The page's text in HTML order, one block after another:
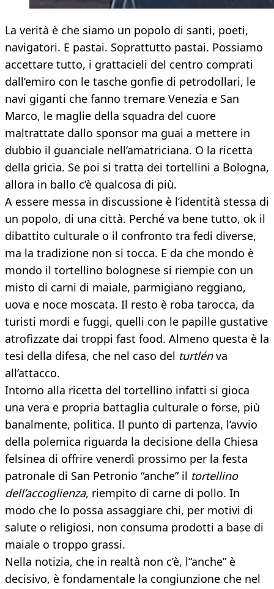
La verità è che siamo un popolo di santi, poeti,
navigatori. E pastai. Soprattutto pastai. Possiamo
accettare tutto, i grattacieli del centro comprati
dall’emiro con le tasche gonfie di petrodollari, le
navi giganti che fanno tremare Venezia e San
Marco, le maglie della squadra del cuore
maltrattate dallo sponsor ma guai a mettere in
dubbio il guanciale nell’amatriciana. O la ricetta
della gricia. Se poi si tratta dei tortellini a Bologna,
allora in ballo c’è qualcosa di più.
A essere messa in discussione è l’identità stessa di
un popolo, di una città. Perché va bene tutto, ok il
dibattito culturale o il confronto tra fedi diverse,
ma la tradizione non si tocca. E da che mondo è
mondo il tortellino bolognese si riempie con un
misto di carni di maiale, parmigiano reggiano,
uova e noce moscata. Il resto è roba tarocca, da
turisti mordi e fuggi, quelli con le papille gustative
atrofizzate dai troppi fast food. Almeno questa è la
tesi della difesa, che nel caso del turtlénva
all’attacco.
Intorno alla ricetta del tortellino infatti si gioca
una vera e propria battaglia culturale o forse, più
banalmente, politica. Il punto di partenza, l’avvio
della polemica riguarda la decisione della Chiesa
felsinea di offrire venerdì prossimo per la festa
patronale di San Petronio “anche” il tortellino
dell’accoglienza, riempito di carne di pollo. In
modo che lo possa assaggiare chi, per motivi di
salute o religiosi, non consuma prodotti a base di
maiale o troppo grassi.
Nella notizia, che in realtà non c’è, l“anche” è
decisivo, è fondamentale la congiunzione che nel